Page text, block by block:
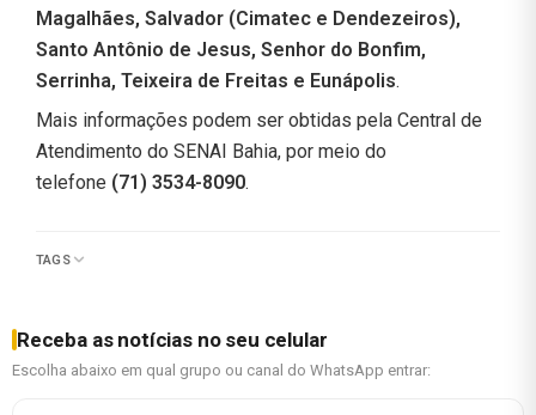
Magalhães, Salvador (Cimatec e Dendezeiros),
Santo Antônio de Jesus, Senhor do Bonfim,
Serrinha, Teixeira de Freitas e Eunápolis.
Mais informações podem ser obtidas pela Central de
Atendimento do SENAI Bahia, por meio do
telefone (71) 3534-8090.
TAGS
Receba as notícias no seu celular
Escolha abaixo em qual grupo ou canal do WhatsApp entrar: